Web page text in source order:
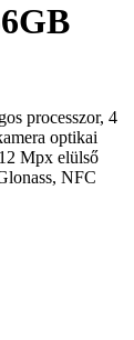
processzor, 4
optikai
Mpx elülső
NFC